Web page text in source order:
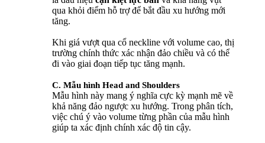
qua khỏi điểm hỗ trợ để bắt đầu xu hướng mới
tăng.
Khi giá vượt qua cổ neckline với volume cao, thị
trường chính thức xác nhận đảo chiều và có thể
đi vào giai đoạn tiếp tục tăng mạnh.
C. Mẫu hình Head and Shoulders
Mẫu hình này mang ý nghĩa cực kỳ mạnh mẽ về
khả năng đảo ngược xu hướng. Trong phân tích,
việc chú ý vào volume từng phần của mẫu hình
giúp ta xác định chính xác độ tin cậy.